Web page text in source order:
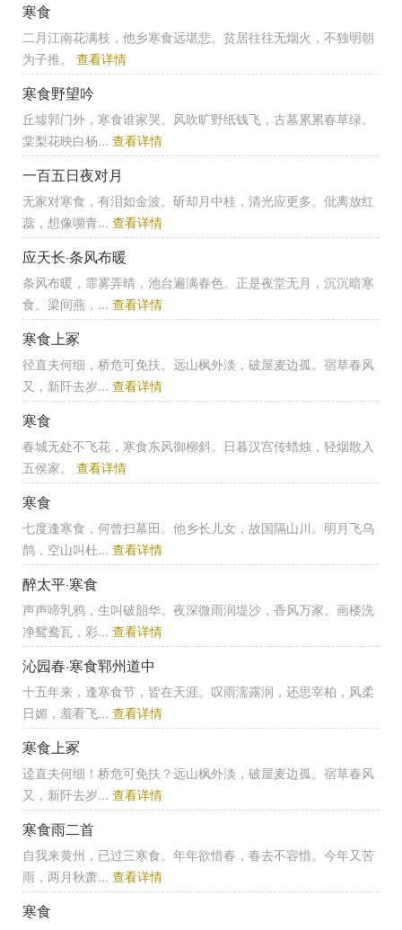
寒食
二月江南花满枝，他乡寒食远堪悲。贫居往往无烟火，不独明朝
为子推。 查看详情
寒食野望吟
丘墟郭门外，寒食谁家哭。风吹旷野纸钱飞，古墓累累春草绿。
棠梨花映白杨... 查看详情
一百五日夜对月
无家对寒食，有泪如金波。斫却月中桂，清光应更多。仳离放红
蕊，想像嚬青... 查看详情
应天长·条风布暖
条风布暖，霏雾弄晴，池台遍满春色。正是夜堂无月，沉沉暗寒
食。梁间燕，... 查看详情
寒食上冢
径直夫何细，桥危可免扶。远山枫外淡，破屋麦边孤。宿草春风
又，新阡去岁... 查看详情
寒食
春城无处不飞花，寒食东风御柳斜。日暮汉宫传蜡烛，轻烟散入
五侯家。 查看详情
寒食
七度逢寒食，何曾扫墓田。他乡长儿女，故国隔山川。明月飞乌
鹊，空山叫杜... 查看详情
醉太平·寒食
声声啼乳鸦，生叫破韶华。夜深微雨润堤沙，香风万家。画楼洗
净鸳鸯瓦，彩... 查看详情
沁园春·寒食郓州道中
十五年来，逢寒食节，皆在天涯。叹雨濡露润，还思宰柏，风柔
日媚，羞看飞... 查看详情
寒食上冢
迳直夫何细！桥危可免扶？远山枫外淡，破屋麦边孤。宿草春风
又，新阡去岁... 查看详情
寒食雨二首
自我来黄州，已过三寒食。年年欲惜春，春去不容惜。今年又苦
雨，两月秋萧... 查看详情
寒食